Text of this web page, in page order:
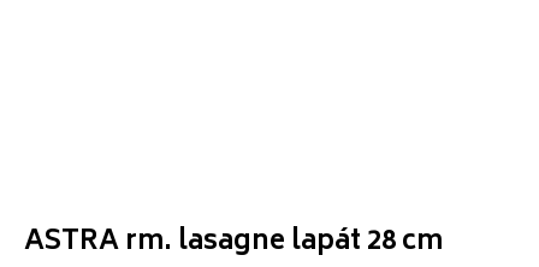
ASTRA rm. lasagne lapát 28 cm